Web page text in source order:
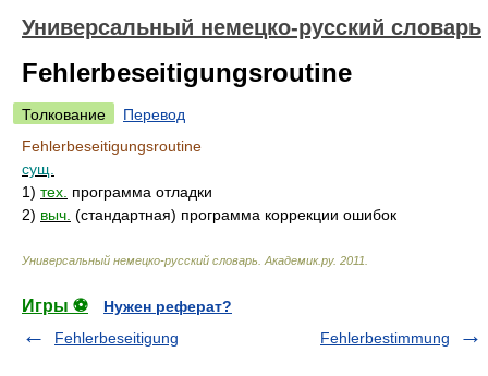
Универсальный немецко-русский словарь
Fehlerbeseitigungsroutine
Толкование
Перевод
Fehlerbeseitigungsroutine
сущ.
1) тех. программа отладки
2) выч. (стандартная) программа коррекции ошибок
Универсальный немецко-русский словарь Академик.ру. 2011
Игры ⚽
Нужен реферат?
Fehlerbeseitigung
Fehlerbestimmung